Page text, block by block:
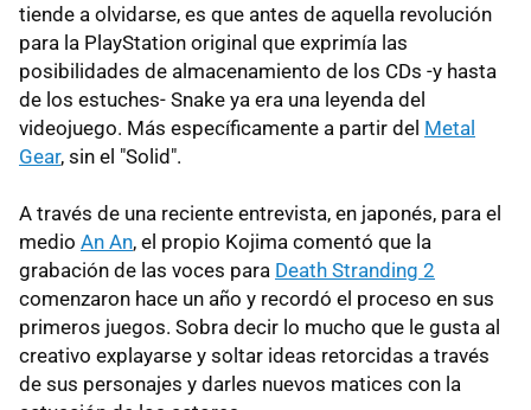
tiende a olvidarse, es que antes de aquella revolución
para la PlayStation original que exprimía las
posibilidades de almacenamiento de los CDs -y hasta
de los estuches- Snake ya era una leyenda del
videojuego. Más específicamente a partir del Metal
Gear, sin el "Solid".
A través de una reciente entrevista, en japonés, para el
medio An An, el propio Kojima comentó que la
grabación de las voces para Death Stranding 2
comenzaron hace un año y recordó el proceso en sus
primeros juegos. Sobra decir lo mucho que le gusta al
creativo explayarse y soltar ideas retorcidas a través
de sus personajes y darles nuevos matices con la